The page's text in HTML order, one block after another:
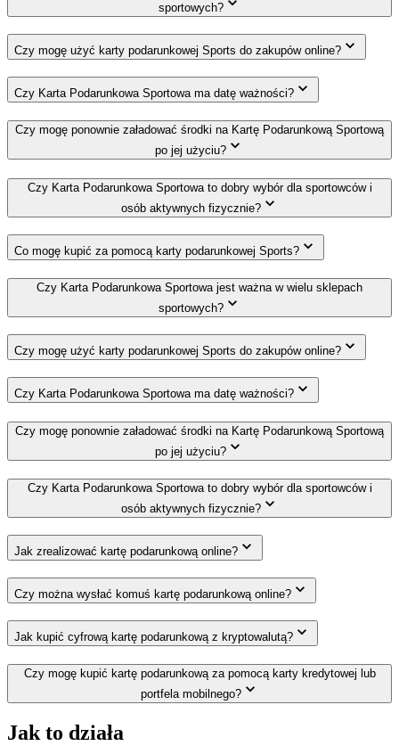
sportowych?
Czy mogę użyć karty podarunkowej Sports do zakupów online?
Czy Karta Podarunkowa Sportowa ma datę ważności?
Czy mogę ponownie załadować środki na Kartę Podarunkową Sportową
po jej użyciu?
Czy Karta Podarunkowa Sportowa to dobry wybór dla sportowców i
osób aktywnych fizycznie?
Co mogę kupić za pomocą karty podarunkowej Sports?
Czy Karta Podarunkowa Sportowa jest ważna w wielu sklepach
sportowych?
Czy mogę użyć karty podarunkowej Sports do zakupów online?
Czy Karta Podarunkowa Sportowa ma datę ważności?
Czy mogę ponownie załadować środki na Kartę Podarunkową Sportową
po jej użyciu?
Czy Karta Podarunkowa Sportowa to dobry wybór dla sportowców i
osób aktywnych fizycznie?
Jak zrealizować kartę podarunkową online?
Czy można wysłać komuś kartę podarunkową online?
Jak kupić cyfrową kartę podarunkową z kryptowalutą?
Czy mogę kupić kartę podarunkową za pomocą karty kredytowej lub
portfela mobilnego?
Jak to działa